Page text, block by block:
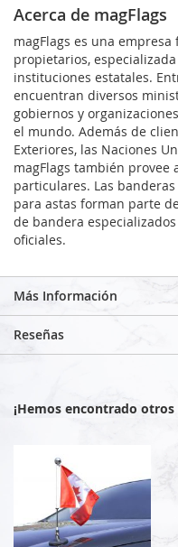
Acerca de magFlags
magFlags es una
propietarios,
instituciones estatales.
encuentran diversos
gobiernos y
el mundo. Además de
Exteriores, las Naciones
magFlags también provee
particulares. Las
para astas forman parte
de bandera
oficiales.
Más Información
Reseñas
¡Hemos encontrado